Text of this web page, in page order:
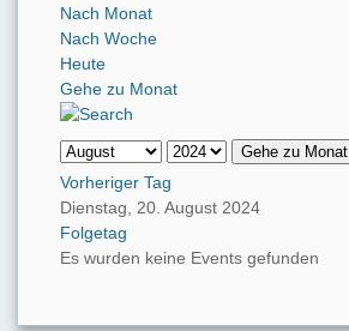
Nach Monat
Nach Woche
Heute
Gehe zu Monat
Gehe zu Monat
Vorheriger Tag
Dienstag, 20. August 2024
Folgetag
Es wurden keine Events gefunden